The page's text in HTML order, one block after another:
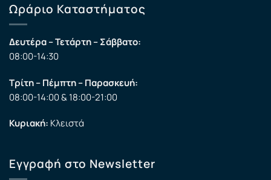
Ωράριο Καταστήματος
Δευτέρα – Τετάρτη – Σάββατο:
08:00-14:30
Τρίτη – Πέμπτη – Παρασκευή:
08:00-14:00 & 18:00-21:00
Κυριακή: Κλειστά
Εγγραφή στο Newsletter